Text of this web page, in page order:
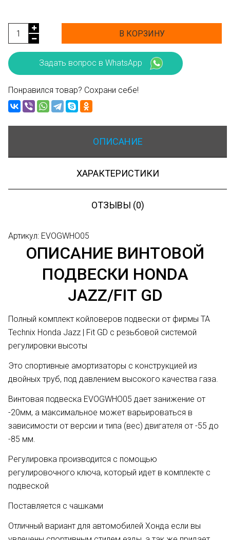
В КОРЗИНУ
Задать вопрос в WhatsApp
Понравился товар? Сохрани себе!
ОПИСАНИЕ
ХАРАКТЕРИСТИКИ
ОТЗЫВЫ (0)
Артикул: EVOGWHO05
ОПИСАНИЕ ВИНТОВОЙ
ПОДВЕСКИ HONDA
JAZZ/FIT GD
Полный комплект койловеров подвески от фирмы TA
Technix Honda Jazz | Fit GD с резьбовой системой
регулировки высоты
Это спортивные амортизаторы с конструкцией из
двойных труб, под давлением высокого качества газа.
Винтовая подвеска EVOGWHO05 дает занижение от
-20мм, а максимальное может варьироваться в
зависимости от версии и типа (вес) двигателя от -55 до
-85 мм.
Регулировка производится с помощью
регулировочного ключа, который идет в комплекте с
подвеской
Поставляется с чашками
Отличный вариант для автомобилей Хонда если вы